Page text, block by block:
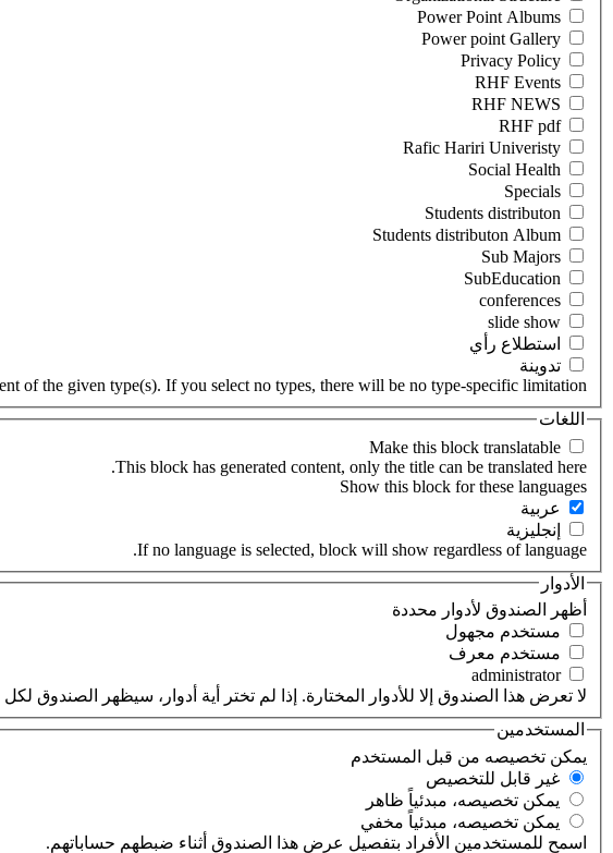
‏استطلاع رأي ‏
‏تدوينة ‏
of the given type(s). If you select no types, there will be no type-specific limitation.
اللغات
This block has generated content, only the title can be translated here.
‏عربية ‏
‏إنجليزية ‏
If no language is selected, block will show regardless of language.
الأدوار
‏أظهر الصندوق لأدوار محددة ‏
‏مستخدم مجهول ‏
‏مستخدم معرف ‏
لا تعرض هذا الصندوق إلا للأدوار المختارة. إذا لم تختر أية أدوار، سيظهر الصندوق
المستخدمين
‏يمكن تخصيصه من قبل المستخدم ‏
‏غير قابل للتخصيص ‏
‏يمكن تخصيصه، مبدئياً ظاهر ‏
‏يمكن تخصيصه، مبدئياً مخفي ‏
اسمح للمستخدمين الأفراد بتفصيل عرض هذا الصندوق أثناء ضبطهم حساباتهم.